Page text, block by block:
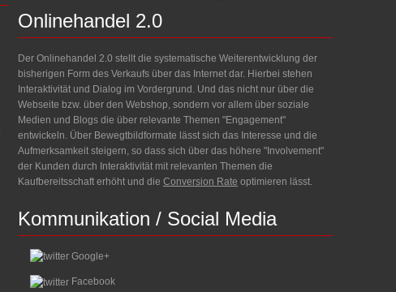
Onlinehandel 2.0
Der Onlinehandel 2.0 stellt die systematische Weiterentwicklung der
bisherigen Form des Verkaufs über das Internet dar. Hierbei stehen
Interaktivität und Dialog im Vordergrund. Und das nicht nur über die
Webseite bzw. über den Webshop, sondern vor allem über soziale
Medien und Blogs die über relevante Themen "Engagement"
entwickeln. Über Bewegtbildformate lässt sich das Interesse und die
Aufmerksamkeit steigern, so dass sich über das höhere "Involvement"
der Kunden durch Interaktivität mit relevanten Themen die
Kaufbereitsschaft erhöht und die Conversion Rate optimieren lässt.
Kommunikation / Social Media
Google+
Facebook